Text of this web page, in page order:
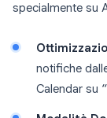
specialmente su
notifiche
Calendar su